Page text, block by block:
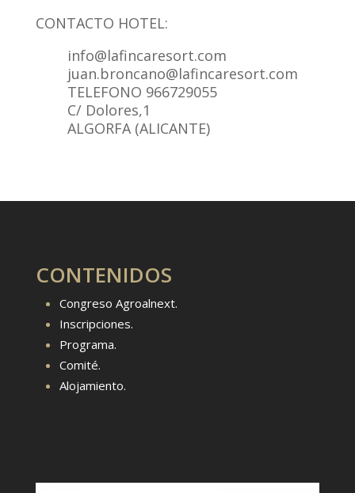
CONTACTO HOTEL:
info@lafincaresort.com
juan.broncano@lafincaresort.com
TELEFONO 966729055
C/ Dolores,1
ALGORFA (ALICANTE)
CONTENIDOS
Congreso Agroalnext.
Inscripciones.
Programa.
Comité.
Alojamiento.